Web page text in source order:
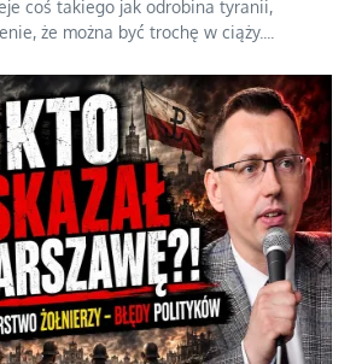
coś takiego jak odrobina tyranii,
że można być trochę w ciąży.